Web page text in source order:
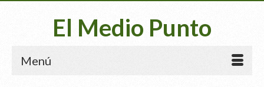
El Medio Punto
Menú